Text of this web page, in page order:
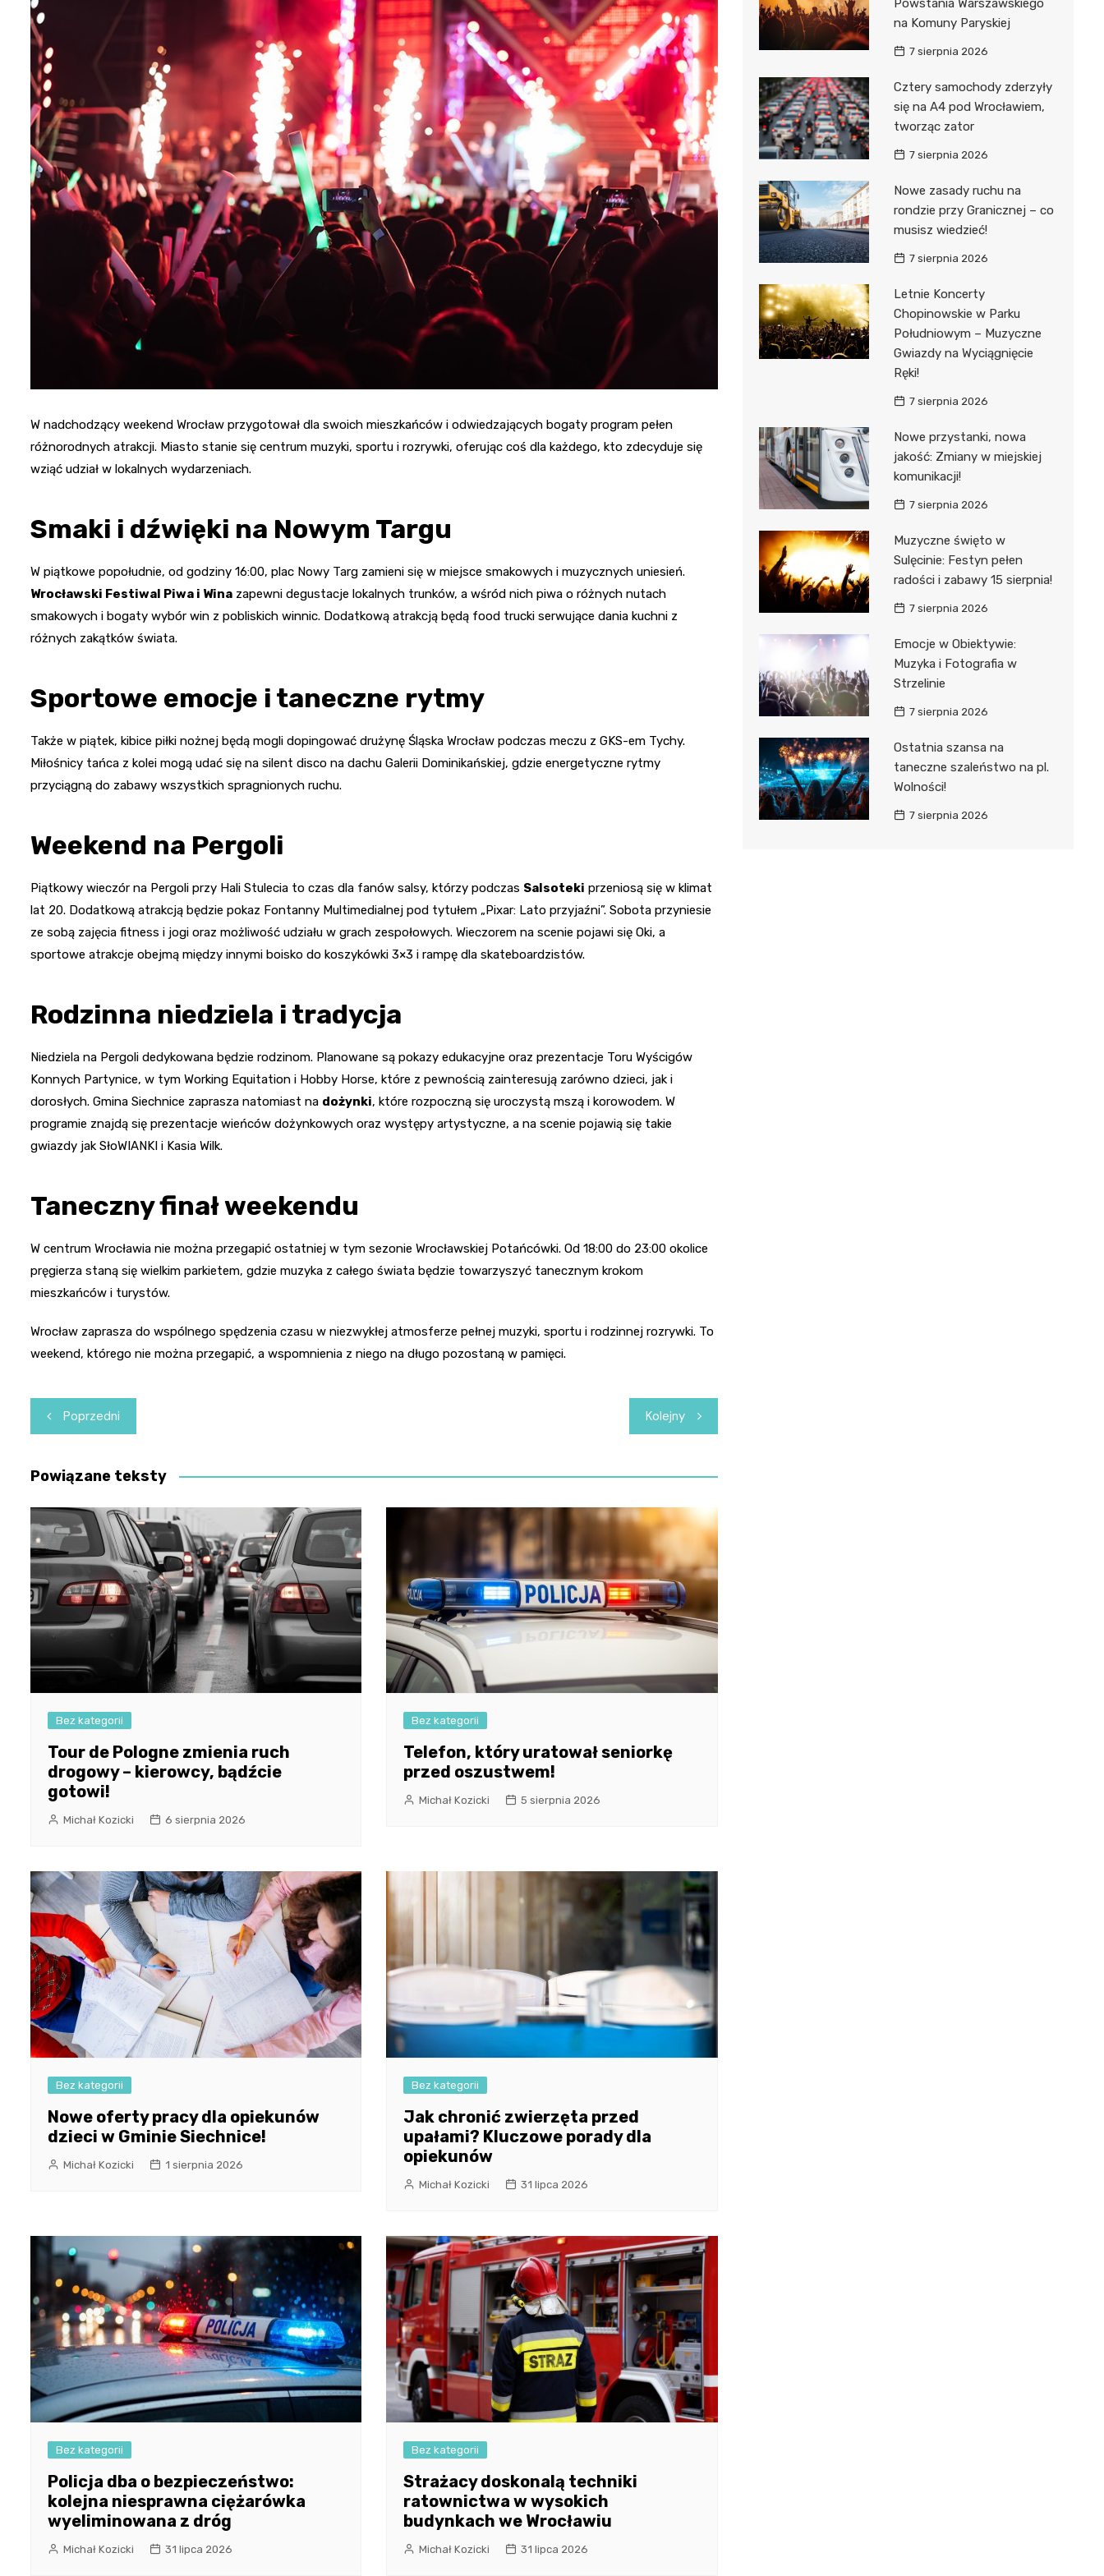
Fryzjer
Kino
Poczta
W nadchodzący weekend Wrocław przygotował dla swoich mieszkańców i odwiedzających bogaty program pełen
różnorodnych atrakcji. Miasto stanie się centrum muzyki, sportu i rozrywki, oferując coś dla każdego, kto zdecyduje się
wziąć udział w lokalnych wydarzeniach.
Smaki i dźwięki na Nowym Targu
W piątkowe popołudnie, od godziny 16:00, plac Nowy Targ zamieni się w miejsce smakowych i muzycznych uniesień.
Wrocławski Festiwal Piwa i Wina zapewni degustacje lokalnych trunków, a wśród nich piwa o różnych nutach
smakowych i bogaty wybór win z pobliskich winnic. Dodatkową atrakcją będą food trucki serwujące dania kuchni z
różnych zakątków świata.
Sportowe emocje i taneczne rytmy
Także w piątek, kibice piłki nożnej będą mogli dopingować drużynę Śląska Wrocław podczas meczu z GKS-em Tychy.
Miłośnicy tańca z kolei mogą udać się na silent disco na dachu Galerii Dominikańskiej, gdzie energetyczne rytmy
przyciągną do zabawy wszystkich spragnionych ruchu.
Weekend na Pergoli
Piątkowy wieczór na Pergoli przy Hali Stulecia to czas dla fanów salsy, którzy podczas Salsoteki przeniosą się w klimat
lat 20. Dodatkową atrakcją będzie pokaz Fontanny Multimedialnej pod tytułem „Pixar: Lato przyjaźni”. Sobota przyniesie
ze sobą zajęcia fitness i jogi oraz możliwość udziału w grach zespołowych. Wieczorem na scenie pojawi się Oki, a
sportowe atrakcje obejmą między innymi boisko do koszykówki 3×3 i rampę dla skateboardzistów.
Rodzinna niedziela i tradycja
Niedziela na Pergoli dedykowana będzie rodzinom. Planowane są pokazy edukacyjne oraz prezentacje Toru Wyścigów
Konnych Partynice, w tym Working Equitation i Hobby Horse, które z pewnością zainteresują zarówno dzieci, jak i
dorosłych. Gmina Siechnice zaprasza natomiast na dożynki, które rozpoczną się uroczystą mszą i korowodem. W
programie znajdą się prezentacje wieńców dożynkowych oraz występy artystyczne, a na scenie pojawią się takie
gwiazdy jak SłoWIANKI i Kasia Wilk.
Taneczny finał weekendu
W centrum Wrocławia nie można przegapić ostatniej w tym sezonie Wrocławskiej Potańcówki. Od 18:00 do 23:00 okolice
pręgierza staną się wielkim parkietem, gdzie muzyka z całego świata będzie towarzyszyć tanecznym krokom
mieszkańców i turystów.
Wrocław zaprasza do wspólnego spędzenia czasu w niezwykłej atmosferze pełnej muzyki, sportu i rodzinnej rozrywki. To
weekend, którego nie można przegapić, a wspomnienia z niego na długo pozostaną w pamięci.
Nawigacja
wpisu
Poprzedni Kolejny
Powiązane teksty
Bez kategorii
Tour de Pologne zmienia ruch
drogowy – kierowcy, bądźcie
gotowi!
Michał Kozicki 6 sierpnia 2026
Bez kategorii
Telefon, który uratował seniorkę
przed oszustwem!
Michał Kozicki 5 sierpnia 2026
Bez kategorii
Nowe oferty pracy dla opiekunów
dzieci w Gminie Siechnice!
Michał Kozicki 1 sierpnia 2026
Bez kategorii
Jak chronić zwierzęta przed
upałami? Kluczowe porady dla
opiekunów
Michał Kozicki 31 lipca 2026
Bez kategorii
Policja dba o bezpieczeństwo:
kolejna niesprawna ciężarówka
wyeliminowana z dróg
Michał Kozicki 31 lipca 2026
Bez kategorii
Strażacy doskonalą techniki
ratownictwa w wysokich
budynkach we Wrocławiu
Michał Kozicki 31 lipca 2026
Powstania Warszawskiego
na Komuny Paryskiej
7 sierpnia 2026
Cztery samochody zderzyły
się na A4 pod Wrocławiem,
tworząc zator
7 sierpnia 2026
Nowe zasady ruchu na
rondzie przy Granicznej – co
musisz wiedzieć!
7 sierpnia 2026
Letnie Koncerty
Chopinowskie w Parku
Południowym – Muzyczne
Gwiazdy na Wyciągnięcie
Ręki!
7 sierpnia 2026
Nowe przystanki, nowa
jakość: Zmiany w miejskiej
komunikacji!
7 sierpnia 2026
Muzyczne święto w
Sulęcinie: Festyn pełen
radości i zabawy 15 sierpnia!
7 sierpnia 2026
Emocje w Obiektywie:
Muzyka i Fotografia w
Strzelinie
7 sierpnia 2026
Ostatnia szansa na
taneczne szaleństwo na pl.
Wolności!
7 sierpnia 2026